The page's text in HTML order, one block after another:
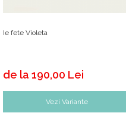
Ie fete Violeta
de la 190,00 Lei
Vezi Variante